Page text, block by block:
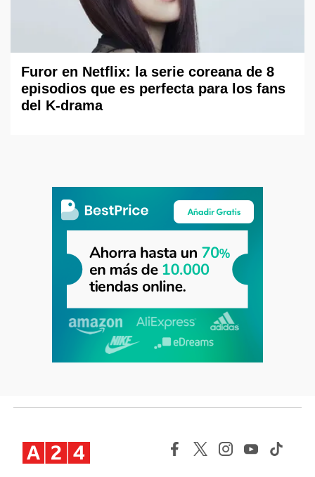
Furor en Netflix: la serie coreana de 8
episodios que es perfecta para los fans
del K-drama